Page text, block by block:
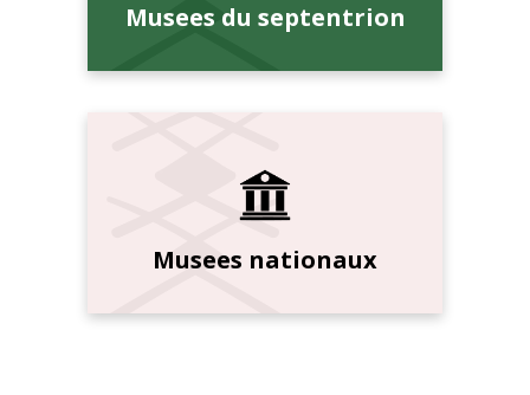
Musees du septentrion
Musees nationaux